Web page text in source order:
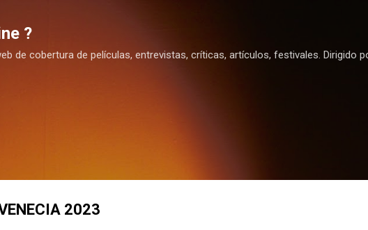
?
de cobertura de películas, entrevistas, críticas, artículos, festivales. Dirigido
2023